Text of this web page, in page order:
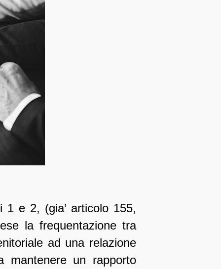
1 e 2, (gia’ articolo 155,
la frequentazione tra
ad una relazione
mantenere un rapporto